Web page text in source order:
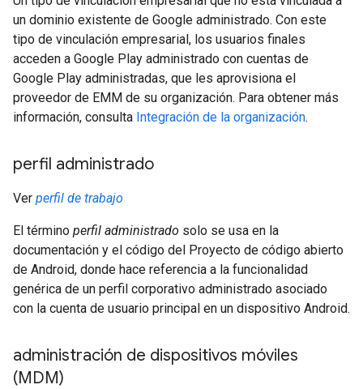
un dominio existente de Google administrado. Con este
tipo de vinculación empresarial, los usuarios finales
acceden a Google Play administrado con cuentas de
Google Play administradas, que les aprovisiona el
proveedor de EMM de su organización. Para obtener más
información, consulta Integración de la organización.
perfil administrado
Ver perfil de trabajo
El término perfil administrado solo se usa en la
documentación y el código del Proyecto de código abierto
de Android, donde hace referencia a la funcionalidad
genérica de un perfil corporativo administrado asociado
con la cuenta de usuario principal en un dispositivo Android.
administración de dispositivos móviles
(MDM)